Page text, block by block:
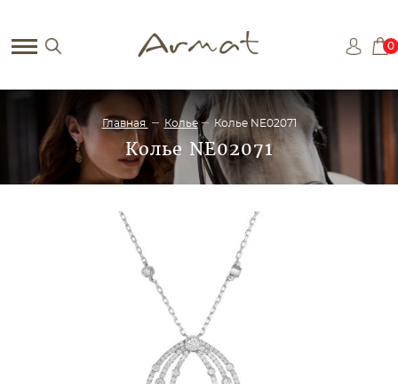
0
Главная Колье Колье NE02071
Колье NE02071